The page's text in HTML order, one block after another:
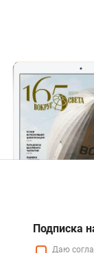
Подписка
Даю